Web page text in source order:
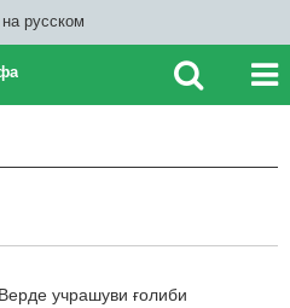
русском
учрашуви ғолиби